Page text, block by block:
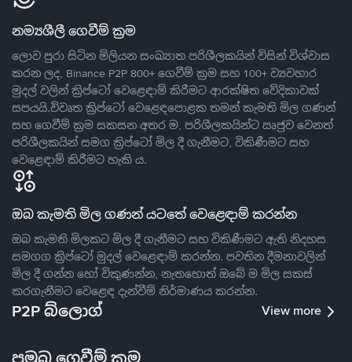
නම්‍යශීලී ගෙවීම් ක්‍රම
ලොව පුරා සිටින මිලියන සංඛ්‍යාත පරිශීලකයින් විසින් විශ්වාස
කරන ලද, Binance P2P 800+ ගෙවීම් ක්‍රම සහ 100+ ව්‍යවහාර
මුදල් වලින් ක්‍රිප්ටෝ වෙළෙඳාම් කිරීමට ආරක්ෂිත වේදිකාවක්
සපයයි.විවෘත ක්‍රිප්ටෝ වෙළෙඳපොළක තමන් කැමති මිල ගණන්
සහ ගෙවීම් ක්‍රම සකසන අතර ම, පරිශීලකයින්ට ඍජුව වෙනත්
පරිශීලකයින් සමග ක්‍රිප්ටෝ මිල දී ගැනීමට, විකිණීමට සහ
වෙළෙඳාම් කිරීමට හැකි ය.
ඔබ කැමති මිල ගණන් යටතේ වෙළෙඳාම් කරන්න
ඔබ කැමති මිලකට මිල දී ගැනීමට සහ විකිණීමට ඇති නිදහස
සමගග ක්‍රිප්ටෝ මුදල් වෙළෙඳාම් කරන්න. පවතින දීමනාවලින්
මිල දී ගන්න හෝ විකුණන්න, නැතහොත් ඔබේ ම මිල සකස්
කරගැනීමට වෙළෙඳ දැන්වීම් නිර්මාණය කරන්න.
P2P බ්ලොග් View more